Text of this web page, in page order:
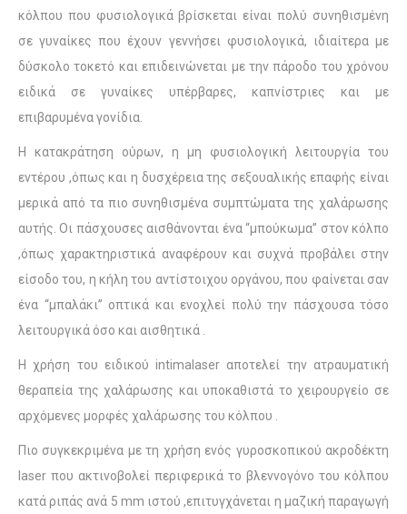
κόλπου που φυσιολογικά βρίσκεται είναι πολύ συνηθισμένη
σε γυναίκες που έχουν γεννήσει φυσιολογικά, ιδιαίτερα με
δύσκολο τοκετό και επιδεινώνεται με την πάροδο του χρόνου
ειδικά σε γυναίκες υπέρβαρες, καπνίστριες και με
επιβαρυμένα γονίδια.
Η κατακράτηση ούρων, η μη φυσιολογική λειτουργία του
εντέρου ,όπως και η δυσχέρεια της σεξουαλικής επαφής είναι
μερικά από τα πιο συνηθισμένα συμπτώματα της χαλάρωσης
αυτής. Οι πάσχουσες αισθάνονται ένα “μπούκωμα” στον κόλπο
,όπως χαρακτηριστικά αναφέρουν και συχνά προβάλει στην
είσοδο του, η κήλη του αντίστοιχου οργάνου, που φαίνεται σαν
ένα “μπαλάκι” οπτικά και ενοχλεί πολύ την πάσχουσα τόσο
λειτουργικά όσο και αισθητικά .
Η χρήση του ειδικού intimalaser αποτελεί την ατραυματική
θεραπεία της χαλάρωσης και υποκαθιστά το χειρουργείο σε
αρχόμενες μορφές χαλάρωσης του κόλπου .
Πιο συγκεκριμένα με τη χρήση ενός γυροσκοπικού ακροδέκτη
laser που ακτινοβολεί περιφερικά το βλεννογόνο του κόλπου
κατά ριπάς ανά 5 mm ιστού ,επιτυγχάνεται η μαζική παραγωγή